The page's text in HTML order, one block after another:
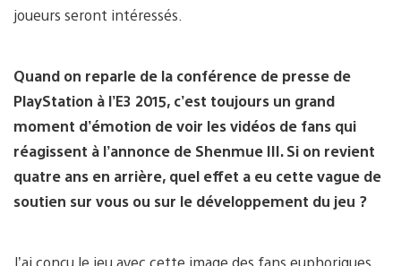
joueurs seront intéressés.
Quand on reparle de la conférence de presse de
PlayStation à l’E3 2015, c’est toujours un grand
moment d’émotion de voir les vidéos de fans qui
réagissent à l’annonce de Shenmue III. Si on revient
quatre ans en arrière, quel effet a eu cette vague de
soutien sur vous ou sur le développement du jeu ?
J’ai conçu le jeu avec cette image des fans euphoriques